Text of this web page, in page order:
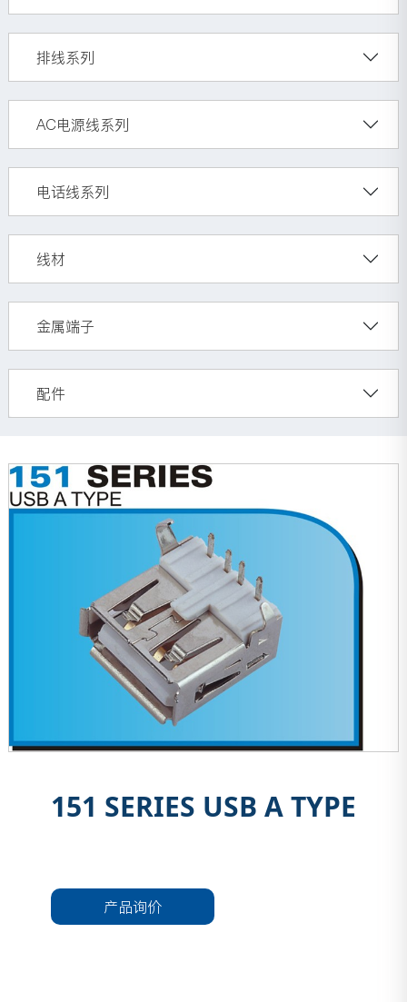
排线系列
AC电源线系列
电话线系列
线材
金属端子
配件
151 SERIES USB A TYPE
产品询价